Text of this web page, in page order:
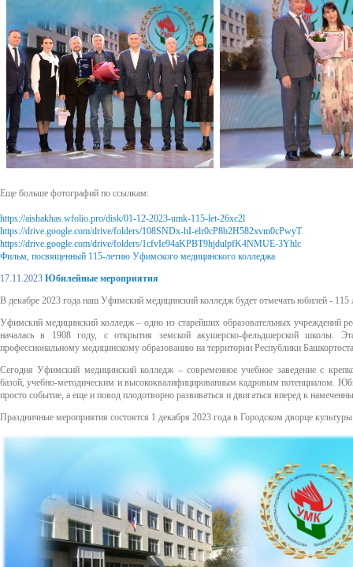
Еще больше фотографий по ссылкам:
https://aishakhas.wfolio.pro/disk/01-12-2023-umk-115-let-26xc2l
https://drive.google.com/drive/folders/108SNDx-hI-elr0cP8b2H582xvm0cPwyT
https://drive.google.com/drive/folders/1cfvIe94aKPBT9hjdulpfK4NMUE-3Yhlc
Фильм, посвященный 115-летию Уфимского медицинского колледжа
17.11.2023 Юбилейные мероприятия
В декабре 2023 года наш Уфимский медицинский колледж будет отмечать юбилей - 115
Уфимский медицинский колледж – одно из старейших образовательных учреждений
началась в 1908 году, с открытия земской акушерско-фельдшерской школы.
профессиональному медицинскому образованию на территории Республики
Сегодня Уфимский медицинский колледж – современное учебное заведение с
базой, учебно-методическим и высококвалифицированным кадровым потенциалом.
просто событие, а еще и повод плодотворно развиваться и двигаться вперед к
Праздничные мероприятия состоятся 1 декабря 2023 года в Городском дворце